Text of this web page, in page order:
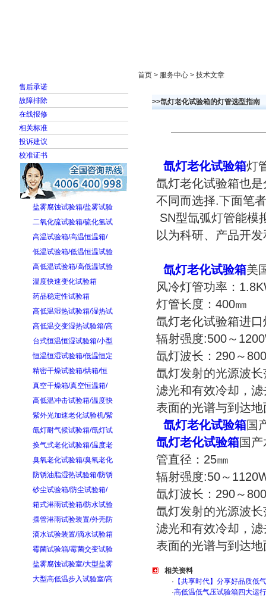
售后承诺
故障排除
在线报修
相关标准
投诉建议
校准证书
盐雾腐蚀试验箱/盐雾试验
二氧化硫试验箱/硫化氢试
高温试验箱/高温恒温箱/
低温试验箱/低温恒温试验
高低温试验箱/高低温试验
温度快速变化试验箱
药品稳定性试验箱
高低温湿热试验箱/湿热试
高低温交变湿热试验箱/高
台式恒温恒湿试验箱/小型
恒温恒湿试验箱/低温恒定
精密干燥试验箱/烘箱/恒
真空干燥箱/真空恒温箱/
高低温冲击试验箱/温度快
紫外光加速老化试验机/紫
氙灯耐气候试验箱/氙灯试
换气式老化试验箱/温度老
臭氧老化试验箱/臭氧老化
防锈油脂湿热试验箱/防锈
砂尘试验箱/防尘试验箱/
箱式淋雨试验箱/防水试验
摆管淋雨试验装置/外壳防
滴水试验装置/滴水试验箱
霉菌试验箱/霉菌交变试验
盐雾腐蚀试验室/大型盐雾
大型高低温步入试验室/高
首页 > 服务中心 > 技术文章
>>氙灯老化试验箱的灯管选型指南
氙灯老化试验箱灯
氙灯老化试验箱也
不同而选择.下面笔
SN型氙弧灯管能模
以为科研、产品开
氙灯老化试验箱美
风冷灯管功率：
灯管长度：400㎜
氙灯老化试验箱进
辐射强度:500～
氙灯波长：290～
氙灯发射的光源波
滤光和有效冷却，
表面的光谱与到达
氙灯老化试验箱国
氙灯老化试验箱国产
管直径：25㎜
辐射强度:50～
氙灯波长：290～
氙灯发射的光源波
滤光和有效冷却，
表面的光谱与到达
相关资料
· 【共享时代】分享好品质低
·高低温低气压试验箱四大运